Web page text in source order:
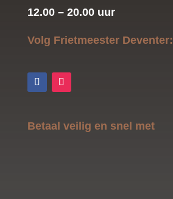
12.00 – 20.00 uur
Volg Frietmeester Deventer:
Betaal veilig en snel met